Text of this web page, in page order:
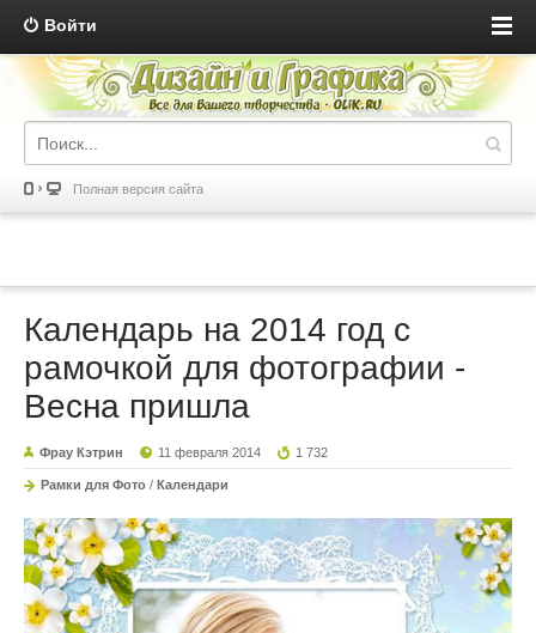
Войти
Полная версия сайта
Календарь на 2014 год с
рамочкой для фотографии -
Весна пришла
Фрау Кэтрин 11 февраля 2014 1 732
Рамки для Фото / Календари